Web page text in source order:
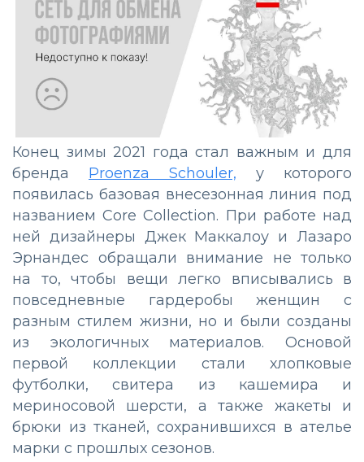
Конец зимы 2021 года стал важным и для
бренда Proenza Schouler, у которого
появилась базовая внесезонная линия под
названием Core Collection. При работе над
ней дизайнеры Джек Маккалоу и Лазаро
Эрнандес обращали внимание не только
на то, чтобы вещи легко вписывались в
повседневные гардеробы женщин с
разным стилем жизни, но и были созданы
из экологичных материалов. Основой
первой коллекции стали хлопковые
футболки, свитера из кашемира и
мериносовой шерсти, а также жакеты и
брюки из тканей, сохранившихся в ателье
марки с прошлых сезонов.